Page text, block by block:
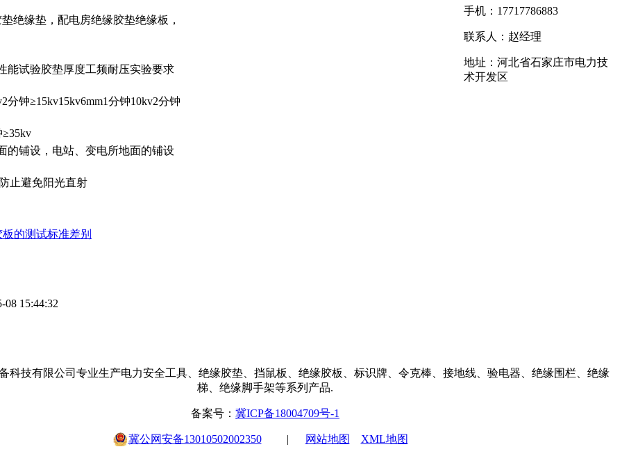
手机：17717786883
联系人：赵经理
地址：河北省石家庄市电力技
术开发区
绝缘垫，配电房绝缘胶垫绝缘板，
能试验胶垫厚度工频耐压实验要求
钟≥15kv15kv6mm1分钟10kv2分钟
≥35kv
的铺设，电站、变电所地面的铺设
止避免阳光直射
的测试标准差别
08 15:44:32
科技有限公司专业生产电力安全工具、绝缘胶垫、挡鼠板、绝缘胶板、标识牌、令克棒、接地线、验电器、绝缘围栏、绝缘
梯、绝缘脚手架等系列产品.
备案号： 冀ICP备18004709号-1
冀公网安备13010502002350| 网站地图 XML地图